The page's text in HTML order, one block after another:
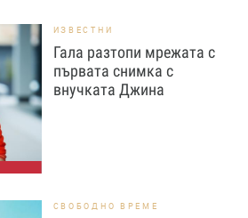
ИЗВЕСТНИ
Гала разтопи мрежата с
първата снимка с
внучката Джина
СВОБОДНО ВРЕМЕ